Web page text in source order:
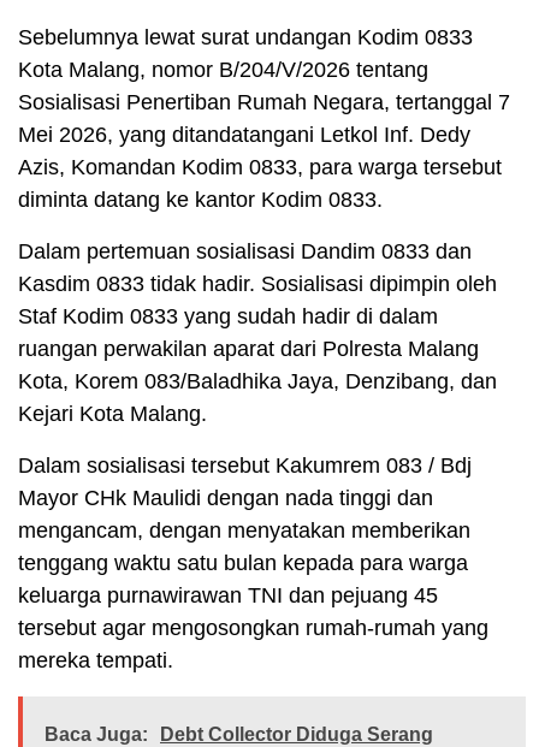
Sebelumnya lewat surat undangan Kodim 0833
Kota Malang, nomor B/204/V/2026 tentang
Sosialisasi Penertiban Rumah Negara, tertanggal 7
Mei 2026, yang ditandatangani Letkol Inf. Dedy
Azis, Komandan Kodim 0833, para warga tersebut
diminta datang ke kantor Kodim 0833.
Dalam pertemuan sosialisasi Dandim 0833 dan
Kasdim 0833 tidak hadir. Sosialisasi dipimpin oleh
Staf Kodim 0833 yang sudah hadir di dalam
ruangan perwakilan aparat dari Polresta Malang
Kota, Korem 083/Baladhika Jaya, Denzibang, dan
Kejari Kota Malang.
Dalam sosialisasi tersebut Kakumrem 083 / Bdj
Mayor CHk Maulidi dengan nada tinggi dan
mengancam, dengan menyatakan memberikan
tenggang waktu satu bulan kepada para warga
keluarga purnawirawan TNI dan pejuang 45
tersebut agar mengosongkan rumah-rumah yang
mereka tempati.
Baca Juga:
Debt Collector Diduga Serang